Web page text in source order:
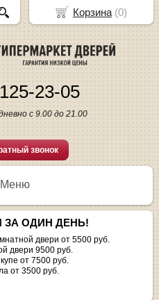
23-05
с 9.00 до 21.00
звонок
Меню
ОДИН ДЕНЬ!
двери от 5500 руб.
двери 9500 руб.
от 7500 руб.
от 3500 руб.
Корзина(0)